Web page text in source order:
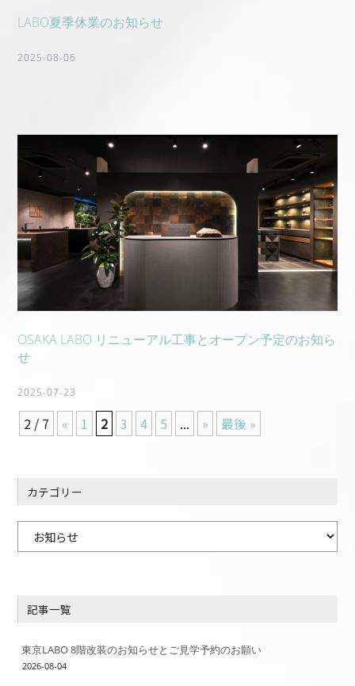
LABO夏季休業のお知らせ
2025-08-06
OSAKA LABO リニューアル工事とオープン予定のお知ら
せ
2025-07-23
2 / 7 « 1 2 3 4 5 ... » 最後 »
カテゴリー
テ
リ
ー記事一覧
東京LABO 8階改装のお知らせとご見学予約のお願い
2026-08-04